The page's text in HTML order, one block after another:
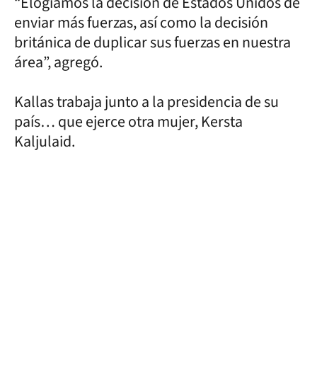
enviar más fuerzas, así como la decisión
británica de duplicar sus fuerzas en nuestra
área”, agregó.
Kallas trabaja junto a la presidencia de su
país… que ejerce otra mujer, Kersta
Kaljulaid.